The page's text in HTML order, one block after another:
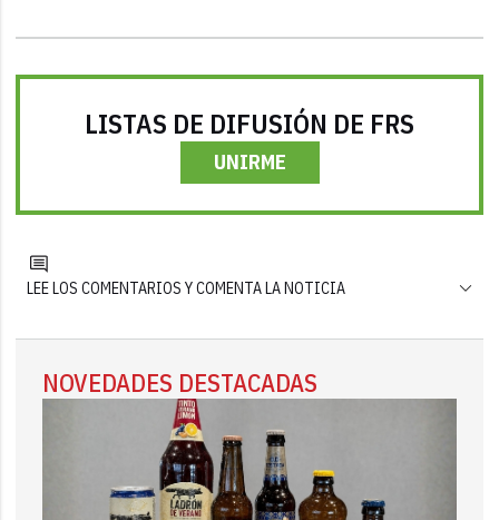
LISTAS DE DIFUSIÓN DE FRS
UNIRME
LEE LOS COMENTARIOS Y COMENTA LA NOTICIA
NOVEDADES DESTACADAS